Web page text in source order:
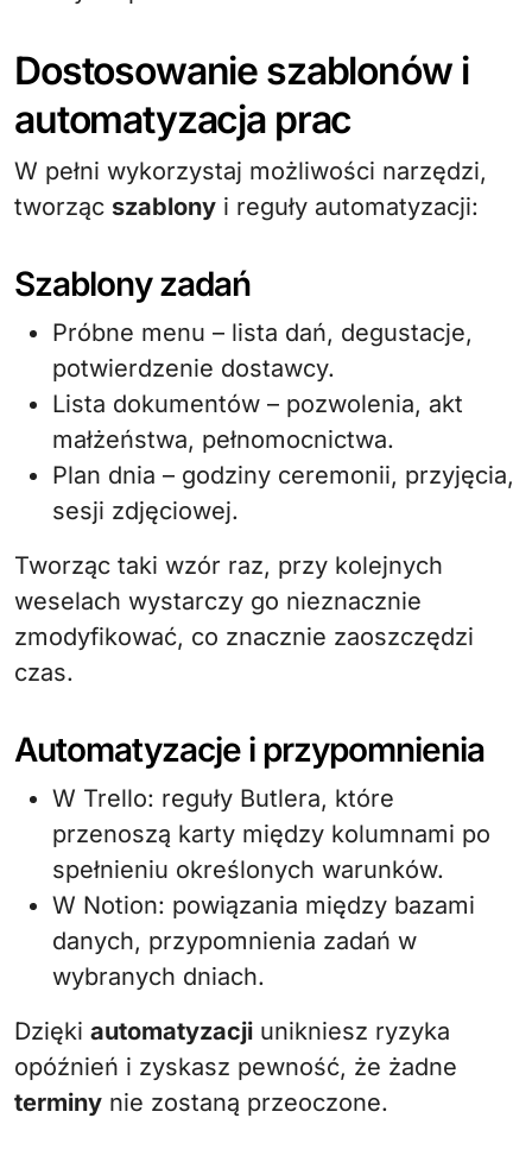
Dostosowanie szablonów i
automatyzacja prac
W pełni wykorzystaj możliwości narzędzi,
tworząc szablony i reguły automatyzacji:
Szablony zadań
Próbne menu – lista dań, degustacje,
potwierdzenie dostawcy.
Lista dokumentów – pozwolenia, akt
małżeństwa, pełnomocnictwa.
Plan dnia – godziny ceremonii, przyjęcia,
sesji zdjęciowej.
Tworząc taki wzór raz, przy kolejnych
weselach wystarczy go nieznacznie
zmodyfikować, co znacznie zaoszczędzi
czas.
Automatyzacje i przypomnienia
W Trello: reguły Butlera, które
przenoszą karty między kolumnami po
spełnieniu określonych warunków.
W Notion: powiązania między bazami
danych, przypomnienia zadań w
wybranych dniach.
Dzięki automatyzacji unikniesz ryzyka
opóźnień i zyskasz pewność, że żadne
terminy nie zostaną przeoczone.